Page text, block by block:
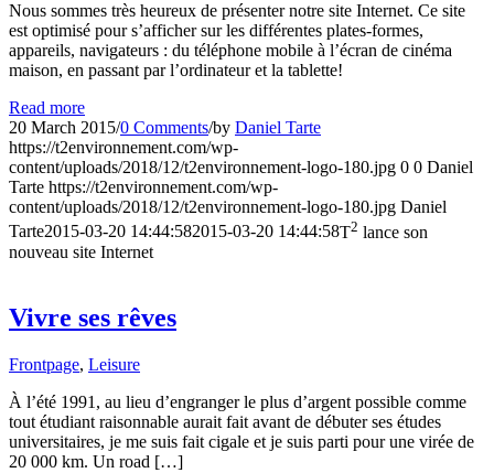
Nous sommes très heureux de présenter notre site Internet. Ce site
est optimisé pour s’afficher sur les différentes plates-formes,
appareils, navigateurs : du téléphone mobile à l’écran de cinéma
maison, en passant par l’ordinateur et la tablette!
Read more
20 March 2015/0 Comments/by Daniel Tarte
https://t2environnement.com/wp-
content/uploads/2018/12/t2environnement-logo-180.jpg 0 0 Daniel
Tarte https://t2environnement.com/wp-
content/uploads/2018/12/t2environnement-logo-180.jpg Daniel
Tarte2015-03-20 14:44:582015-03-20 14:44:58T2 lance son
nouveau site Internet
Vivre ses rêves
Frontpage, Leisure
À l’été 1991, au lieu d’engranger le plus d’argent possible comme
tout étudiant raisonnable aurait fait avant de débuter ses études
universitaires, je me suis fait cigale et je suis parti pour une virée de
20 000 km. Un road […]